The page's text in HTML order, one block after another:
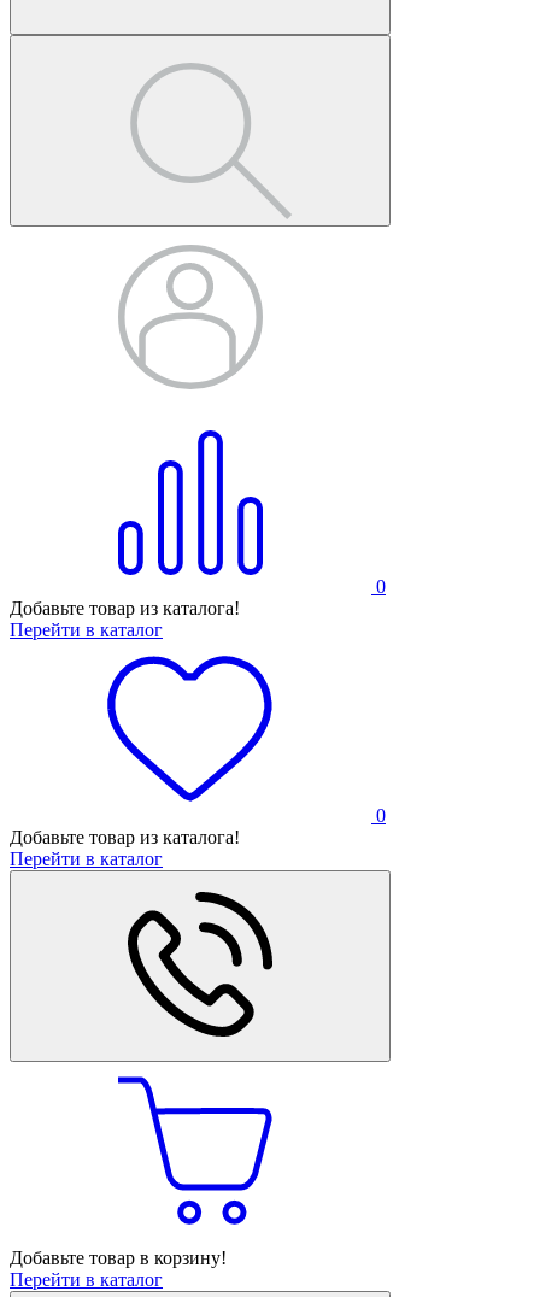
0
Добавьте товар из каталога!
Перейти в каталог
0
Добавьте товар из каталога!
Перейти в каталог
Добавьте товар в корзину!
Перейти в каталог